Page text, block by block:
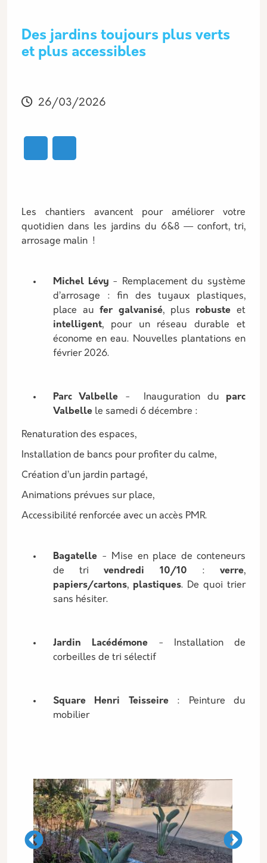
Des jardins toujours plus verts
et plus accessibles
Modifié
26/03/2026
Les chantiers avancent pour améliorer votre
quotidien dans les jardins du 6&8 — confort, tri,
arrosage malin !
Michel Lévy - Remplacement du système
d’arrosage : fin des tuyaux plastiques,
place aufer galvanisé, plus robuste et
intelligent, pour un réseau durable et
économe en eau. Nouvelles plantations en
février 2026.
Parc Valbelle - Inauguration du parc
Valbelle le samedi 6 décembre :
Renaturation des espaces,
Installation de bancs pour profiter du calme,
Création d’un jardin partagé,
Animations prévues sur place,
Accessibilité renforcée avec un accès PMR.
Bagatelle - Mise en place de conteneurs
de trivendredi 10/10 :verre,
papiers/cartons, plastiques. De quoi trier
sans hésiter.
Jardin Lacédémone- Installation de
corbeilles de tri sélectif
Square Henri Teisseire: Peinture du
mobilier